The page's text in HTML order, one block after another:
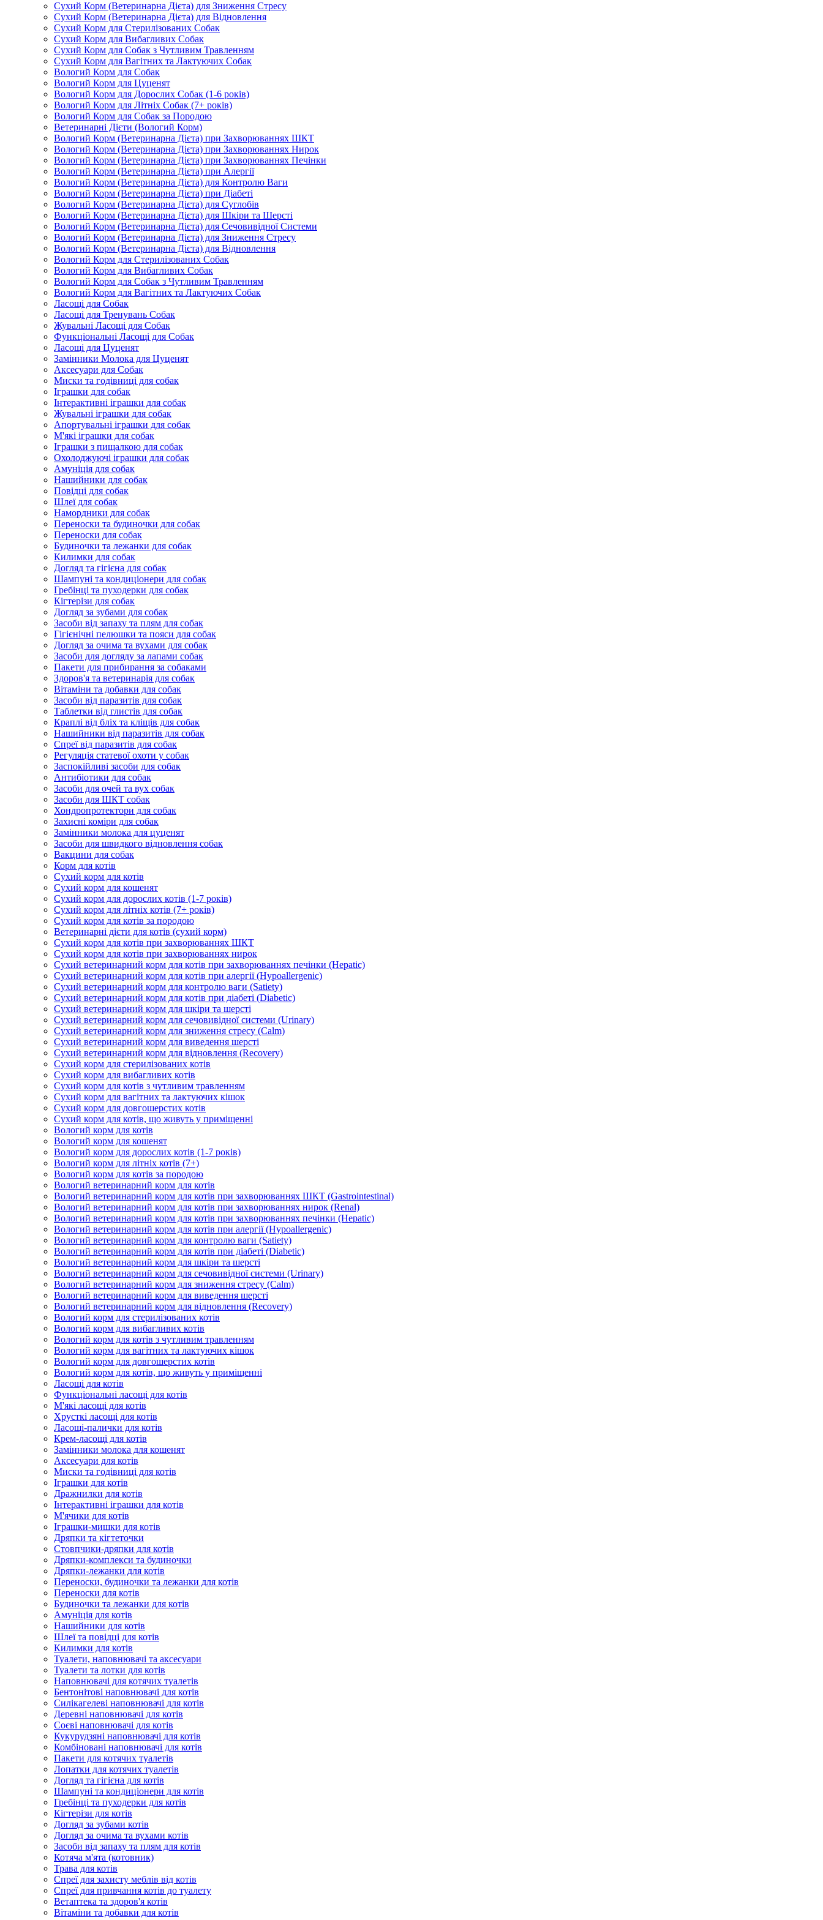
Сухий Корм (Ветеринарна Дієта) для Зниження Стресу
Сухий Корм (Ветеринарна Дієта) для Відновлення
Сухий Корм для Стерилізованих Собак
Сухий Корм для Вибагливих Собак
Сухий Корм для Собак з Чутливим Травленням
Сухий Корм для Вагітних та Лактуючих Собак
Вологий Корм для Собак
Вологий Корм для Цуценят
Вологий Корм для Дорослих Собак (1-6 років)
Вологий Корм для Літніх Собак (7+ років)
Вологий Корм для Собак за Породою
Ветеринарні Дієти (Вологий Корм)
Вологий Корм (Ветеринарна Дієта) при Захворюваннях ШКТ
Вологий Корм (Ветеринарна Дієта) при Захворюваннях Нирок
Вологий Корм (Ветеринарна Дієта) при Захворюваннях Печінки
Вологий Корм (Ветеринарна Дієта) при Алергії
Вологий Корм (Ветеринарна Дієта) для Контролю Ваги
Вологий Корм (Ветеринарна Дієта) при Діабеті
Вологий Корм (Ветеринарна Дієта) для Суглобів
Вологий Корм (Ветеринарна Дієта) для Шкіри та Шерсті
Вологий Корм (Ветеринарна Дієта) для Сечовивідної Системи
Вологий Корм (Ветеринарна Дієта) для Зниження Стресу
Вологий Корм (Ветеринарна Дієта) для Відновлення
Вологий Корм для Стерилізованих Собак
Вологий Корм для Вибагливих Собак
Вологий Корм для Собак з Чутливим Травленням
Вологий Корм для Вагітних та Лактуючих Собак
Ласощі для Собак
Ласощі для Тренувань Собак
Жувальні Ласощі для Собак
Функціональні Ласощі для Собак
Ласощі для Цуценят
Замінники Молока для Цуценят
Аксесуари для Собак
Миски та годівниці для собак
Іграшки для собак
Інтерактивні іграшки для собак
Жувальні іграшки для собак
Апортувальні іграшки для собак
М'які іграшки для собак
Іграшки з пищалкою для собак
Охолоджуючі іграшки для собак
Амуніція для собак
Нашийники для собак
Повідці для собак
Шлеї для собак
Намордники для собак
Переноски та будиночки для собак
Переноски для собак
Будиночки та лежанки для собак
Килимки для собак
Догляд та гігієна для собак
Шампуні та кондиціонери для собак
Гребінці та пуходерки для собак
Кігтерізи для собак
Догляд за зубами для собак
Засоби від запаху та плям для собак
Гігієнічні пелюшки та пояси для собак
Догляд за очима та вухами для собак
Засоби для догляду за лапами собак
Пакети для прибирання за собаками
Здоров'я та ветеринарія для собак
Вітаміни та добавки для собак
Засоби від паразитів для собак
Таблетки від глистів для собак
Краплі від бліх та кліщів для собак
Нашийники від паразитів для собак
Спреї від паразитів для собак
Регуляція статевої охоти у собак
Заспокійливі засоби для собак
Антибіотики для собак
Засоби для очей та вух собак
Засоби для ШКТ собак
Хондропротектори для собак
Захисні коміри для собак
Замінники молока для цуценят
Засоби для швидкого відновлення собак
Вакцини для собак
Корм для котів
Сухий корм для котів
Сухий корм для кошенят
Сухий корм для дорослих котів (1-7 років)
Сухий корм для літніх котів (7+ років)
Сухий корм для котів за породою
Ветеринарні дієти для котів (сухий корм)
Сухий корм для котів при захворюваннях ШКТ
Сухий корм для котів при захворюваннях нирок
Сухий ветеринарний корм для котів при захворюваннях печінки (Hepatic)
Сухий ветеринарний корм для котів при алергії (Hypoallergenic)
Сухий ветеринарний корм для контролю ваги (Satiety)
Сухий ветеринарний корм для котів при діабеті (Diabetic)
Сухий ветеринарний корм для шкіри та шерсті
Сухий ветеринарний корм для сечовивідної системи (Urinary)
Сухий ветеринарний корм для зниження стресу (Calm)
Сухий ветеринарний корм для виведення шерсті
Сухий ветеринарний корм для відновлення (Recovery)
Сухий корм для стерилізованих котів
Сухий корм для вибагливих котів
Сухий корм для котів з чутливим травленням
Сухий корм для вагітних та лактуючих кішок
Сухий корм для довгошерстих котів
Сухий корм для котів, що живуть у приміщенні
Вологий корм для котів
Вологий корм для кошенят
Вологий корм для дорослих котів (1-7 років)
Вологий корм для літніх котів (7+)
Вологий корм для котів за породою
Вологий ветеринарний корм для котів
Вологий ветеринарний корм для котів при захворюваннях ШКТ (Gastrointestinal)
Вологий ветеринарний корм для котів при захворюваннях нирок (Renal)
Вологий ветеринарний корм для котів при захворюваннях печінки (Hepatic)
Вологий ветеринарний корм для котів при алергії (Hypoallergenic)
Вологий ветеринарний корм для контролю ваги (Satiety)
Вологий ветеринарний корм для котів при діабеті (Diabetic)
Вологий ветеринарний корм для шкіри та шерсті
Вологий ветеринарний корм для сечовивідної системи (Urinary)
Вологий ветеринарний корм для зниження стресу (Calm)
Вологий ветеринарний корм для виведення шерсті
Вологий ветеринарний корм для відновлення (Recovery)
Вологий корм для стерилізованих котів
Вологий корм для вибагливих котів
Вологий корм для котів з чутливим травленням
Вологий корм для вагітних та лактуючих кішок
Вологий корм для довгошерстих котів
Вологий корм для котів, що живуть у приміщенні
Ласощі для котів
Функціональні ласощі для котів
М'які ласощі для котів
Хрусткі ласощі для котів
Ласощі-палички для котів
Крем-ласощі для котів
Замінники молока для кошенят
Аксесуари для котів
Миски та годівниці для котів
Іграшки для котів
Дражнилки для котів
Інтерактивні іграшки для котів
М'ячики для котів
Іграшки-мишки для котів
Дряпки та кігтеточки
Стовпчики-дряпки для котів
Дряпки-комплекси та будиночки
Дряпки-лежанки для котів
Переноски, будиночки та лежанки для котів
Переноски для котів
Будиночки та лежанки для котів
Амуніція для котів
Нашийники для котів
Шлеї та повідці для котів
Килимки для котів
Туалети, наповнювачі та аксесуари
Туалети та лотки для котів
Наповнювачі для котячих туалетів
Бентонітові наповнювачі для котів
Силікагелеві наповнювачі для котів
Деревні наповнювачі для котів
Соєві наповнювачі для котів
Кукурудзяні наповнювачі для котів
Комбіновані наповнювачі для котів
Пакети для котячих туалетів
Лопатки для котячих туалетів
Догляд та гігієна для котів
Шампуні та кондиціонери для котів
Гребінці та пуходерки для котів
Кігтерізи для котів
Догляд за зубами котів
Догляд за очима та вухами котів
Засоби від запаху та плям для котів
Котяча м'ята (котовник)
Трава для котів
Спреї для захисту меблів від котів
Спреї для привчання котів до туалету
Ветаптека та здоров'я котів
Вітаміни та добавки для котів